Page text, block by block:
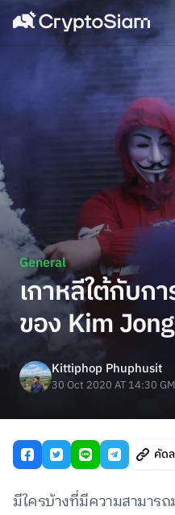
General
เกาหลีใต้กับก
ของ Kim
Kittiphop Phuphusit
30 Oct 2020 AT 14:30
คัด
มีใครบ้างที่มีความสามาร